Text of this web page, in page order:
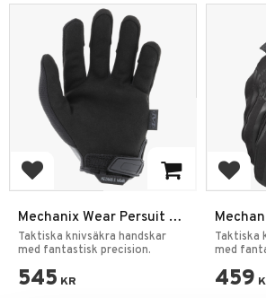
Lägg till i favoriter
Mechanix Wear Persuit D5
Knivsäkra Handskar
Taktiska knivsäkra handskar
med fantastisk precision.
545 KR
Lägg
Taktiska
med
459